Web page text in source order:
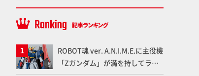
ROBOT魂 ver. A.N.I.M.E.に主役機
「Zガンダム」が満を持してライ